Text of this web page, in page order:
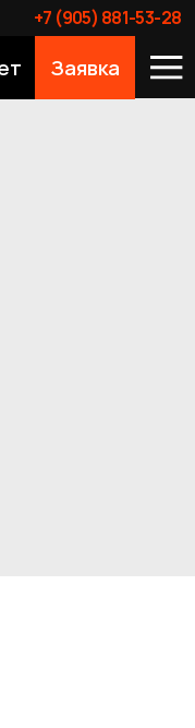
Заявка
+7 (905) 881-53-28